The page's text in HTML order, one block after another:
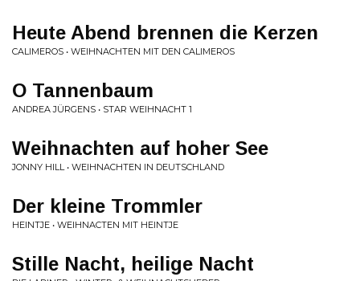
Heute Abend brennen die Kerzen
CALIMEROS • WEIHNACHTEN MIT DEN CALIMEROS
O Tannenbaum
ANDREA JÜRGENS • STAR WEIHNACHT 1
Weihnachten auf hoher See
JONNY HILL • WEIHNACHTEN IN DEUTSCHLAND
Der kleine Trommler
HEINTJE • WEIHNACTEN MIT HEINTJE
Stille Nacht, heilige Nacht